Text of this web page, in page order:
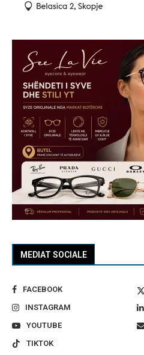
MEDIAT SOCIALE
FACEBOOK
INSTAGRAM
YOUTUBE
TIKTOK